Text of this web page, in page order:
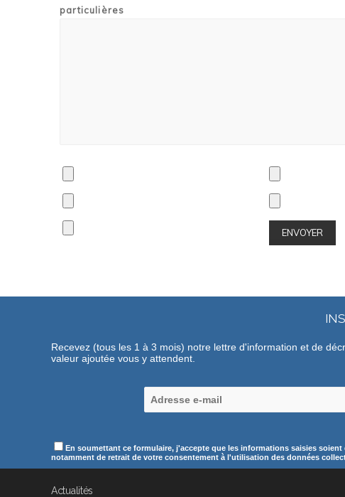
particulières
Recevez (tous les 1 à 3 mois) notre lettre d'information et de
valeur ajoutée vous y attendent.
En soumettant ce formulaire, j'accepte que les informations saisies
notamment de retrait de votre consentement à l'utilisation des données
Actualités